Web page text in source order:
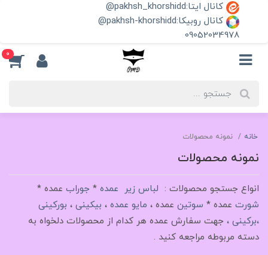
کانال ایتا:pakhsh_khorshidd@
کانال روبیکا:pakhsh-khorshidd@
09052034978
0
خانه نمونه محصولات
نمونه محصولات
انواع جستجو محصولات : لباس زیر عمده * جوراب عمده *
شورت عمده * سوتین عمده ، مایو عمده ، بیکینی ، بورکینی
،برکینی ، جهت سفارش عمده هر کدام از محصولات دلخواه به
دسته مربوطه مراجعه کنید .